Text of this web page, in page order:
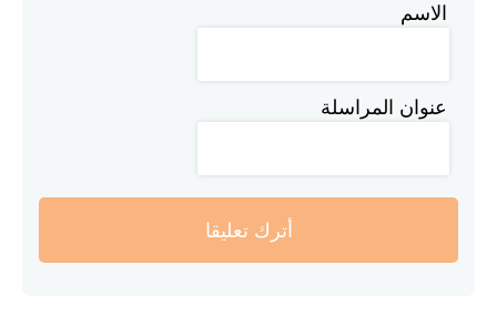
الاسم
عنوان المراسلة
أترك تعليقا